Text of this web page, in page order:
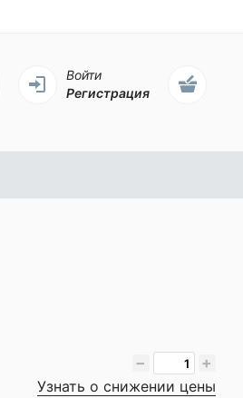
Войти
Регистрация
−
+
Узнать о снижении цены